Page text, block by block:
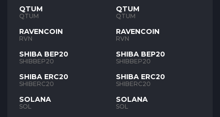
QTUM
QTUM
RAVENCOIN
RVN
SHIBA BEP20
SHIBBEP20
SHIBA ERC20
SHIBERC20
SOLANA
SOL
QTUM
QTUM
RAVENCOIN
RVN
SHIBA BEP20
SHIBBEP20
SHIBA ERC20
SHIBERC20
SOLANA
SOL